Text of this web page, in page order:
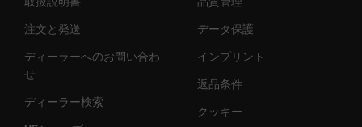
注文と発送
ディーラーへのお問い合わ
せ
ディーラー検索
データ保護
インプリント
返品条件
クッキー